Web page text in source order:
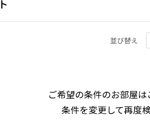
内
ら探す
着情報から探す
当社限定(港区
分譲賃貸
街のある暮らし
FIRST
介会社様向け】当社仲介
並び替え
ご希望の条件のお部屋は
条件を変更して再度